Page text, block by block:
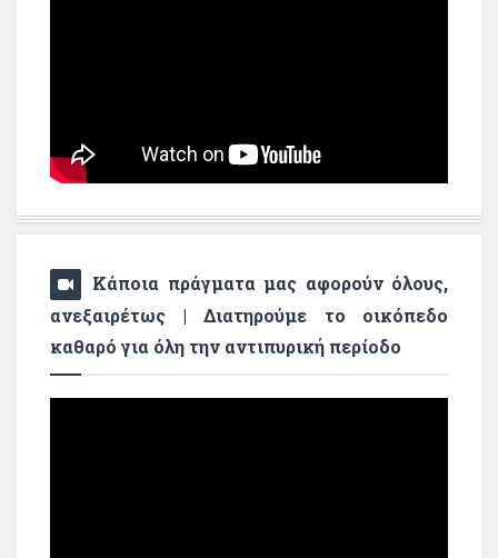
Κάποια πράγματα μας αφορούν όλους,
ανεξαιρέτως | Διατηρούμε το οικόπεδο
καθαρό για όλη την αντιπυρική περίοδο